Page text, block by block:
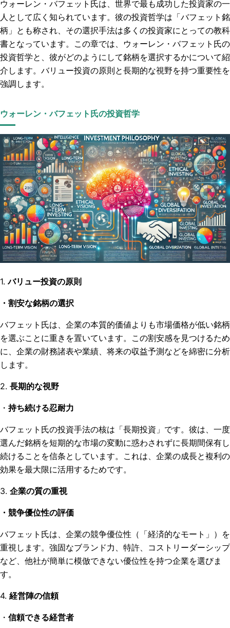
ウォーレン・バフェット氏は、世界で最も成功した投資家の一
人として広く知られています。彼の投資哲学は「バフェット銘
柄」とも称され、その選択手法は多くの投資家にとっての教科
書となっています。この章では、ウォーレン・バフェット氏の
投資哲学と、彼がどのようにして銘柄を選択するかについて紹
介します。バリュー投資の原則と長期的な視野を持つ重要性を
強調します。
ウォーレン・バフェット氏の投資哲学
1. バリュー投資の原則
・割安な銘柄の選択
バフェット氏は、企業の本質的価値よりも市場価格が低い銘柄
を選ぶことに重きを置いています。この割安感を見つけるため
に、企業の財務諸表や業績、将来の収益予測などを綿密に分析
します。
2. 長期的な視野
・ 持ち続ける忍耐力
バフェット氏の投資手法の核は「長期投資」です。彼は、一度
選んだ銘柄を短期的な市場の変動に惑わされずに長期間保有し
続けることを信条としています。これは、企業の成長と複利の
効果を最大限に活用するためです。
3. 企業の質の重視
・競争優位性の評価
バフェット氏は、企業の競争優位性（「経済的なモート」）を
重視します。強固なブランド力、特許、コストリーダーシップ
など、他社が簡単に模倣できない優位性を持つ企業を選びま
す。
4. 経営陣の信頼
・ 信頼できる経営者